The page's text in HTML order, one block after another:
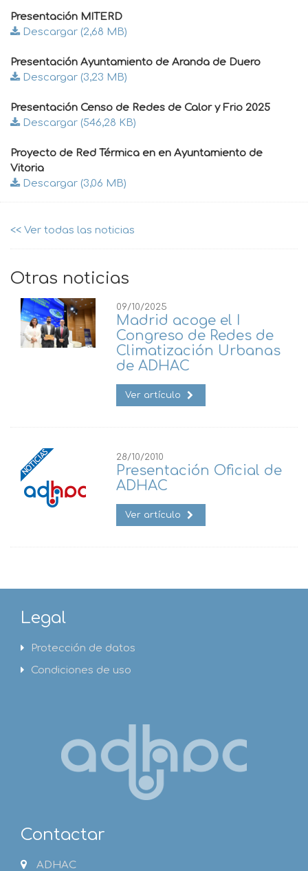
Presentación MITERD
Descargar (2,68 MB)
Presentación Ayuntamiento de Aranda de Duero
Descargar (3,23 MB)
Presentación Censo de Redes de Calor y Frio 2025
Descargar (546,28 KB)
Proyecto de Red Térmica en en Ayuntamiento de
Vitoria
Descargar (3,06 MB)
<< Ver todas las noticias
Otras noticias
09/10/2025
Madrid acoge el I
Congreso de Redes de
Climatización Urbanas
de ADHAC
Ver artículo
28/10/2010
Presentación Oficial de
ADHAC
Ver artículo
Legal
Protección de datos
Condiciones de uso
Contactar
ADHAC